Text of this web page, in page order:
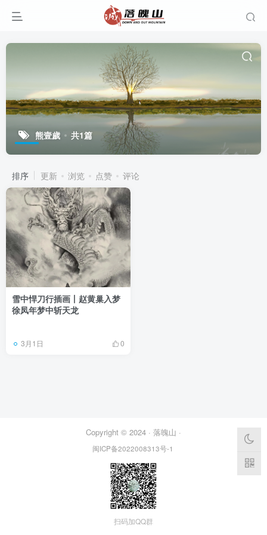
熊壹歲 共1篇
排序 更新 浏览 点赞 评论
雪中悍刀行插画丨赵黄巢入梦
徐凤年梦中斩天龙
3月1日 0
Copyright © 2024 · 落魄山 ·
闽ICP备2022008313号-1
扫码加QQ群